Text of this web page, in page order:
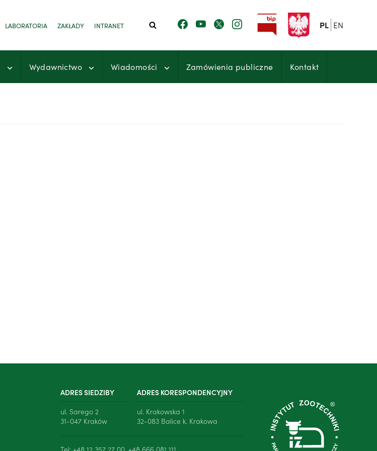
LABORATORIA ZAKŁADY INTRANET PL EN
Wydawnictwo Wiadomości Zamówienia publiczne Kontakt
ADRES SIEDZIBY
ul. Sarego 2
31-047 Kraków
ADRES KORESPONDENCYJNY
ul. Krakowska 1
32-083 Balice k. Krakowa
Tel: +48 12 357 27 00, +48 666 081 111